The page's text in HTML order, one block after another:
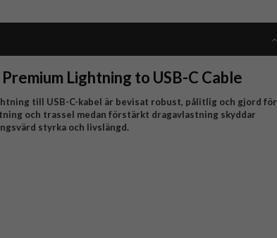
Lightning to USB-C Cable
till USB-C-kabel är bevisat robust, pålitlig och gjord för
och trassel medan förstärkt dragavlastning skyddar
styrka och livslängd.